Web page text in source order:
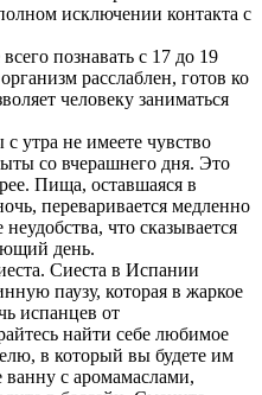
исключении контакта с
познавать с 17 до 19
расслаблен, готов ко
человеку заниматься
утра не имеете чувство
со вчерашнего дня. Это
Пища, оставшаяся в
переваривается медленно
что сказывается
день.
Сиеста в Испании
паузу, которая в жаркое
испанцев от
найти себе любимое
в который вы будете им
ванну с аромамаслами,